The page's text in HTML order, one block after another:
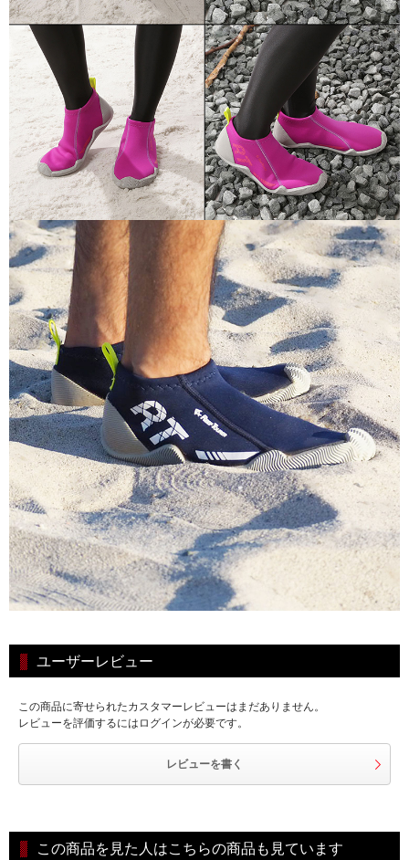
ユーザーレビュー
この商品に寄せられたカスタマーレビューはまだありません。
レビューを評価するにはログインが必要です。
レビューを書く
この商品を見た人はこちらの商品も見ています